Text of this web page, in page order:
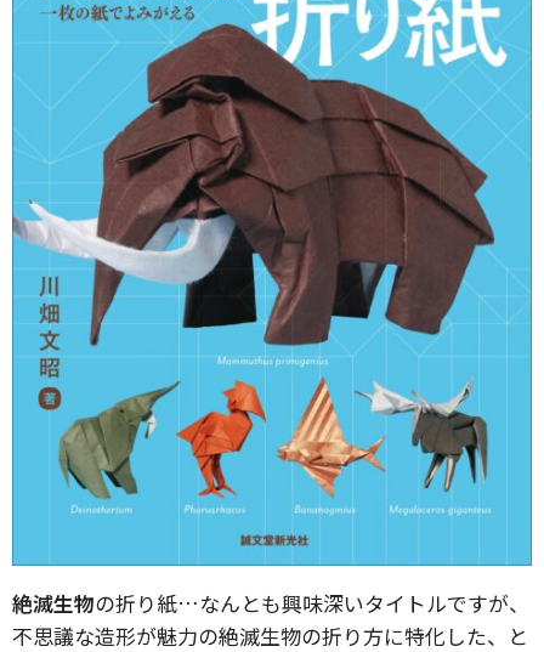
絶滅生物の折り紙…なんとも興味深いタイトルですが、​
不思議な造形が魅力の絶滅生物の折り方に特化した、と